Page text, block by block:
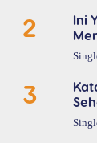
2
Ini
3